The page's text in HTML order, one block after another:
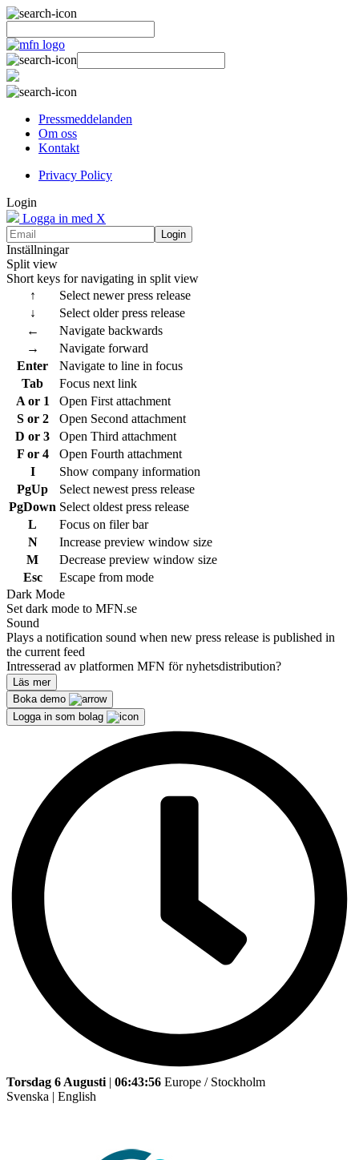
Pressmeddelanden
Om oss
Kontakt
Privacy Policy
Login
Logga in med X
Login
Inställningar
Split view
Short keys for navigating in split view
↑
Select newer press release
↓
Select older press release
←
Navigate backwards
→
Navigate forward
Enter
Navigate to line in focus
Tab
Focus next link
A or 1
Open First attachment
S or 2
Open Second attachment
D or 3
Open Third attachment
F or 4
Open Fourth attachment
I
Show company information
PgUp
Select newest press release
PgDown Select oldest press release
L
Focus on filer bar
N
Increase preview window size
M
Decrease preview window size
Esc
Escape from mode
Dark Mode
Set dark mode to MFN.se
Sound
Plays a notification sound when new press release is published in
the current feed
Intresserad av platformen MFN för nyhetsdistribution?
Läs mer
Boka demo
Logga in som bolag
Torsdag 6 Augusti | 06:43:56 Europe / Stockholm
Svenska | English